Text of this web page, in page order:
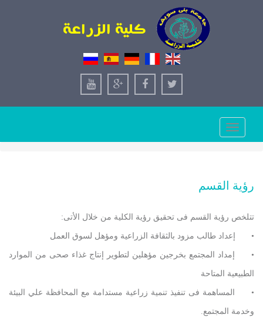
Toggle
navigation
رؤية القسم
تتلخص رؤية القسم فى تحقيق رؤية الكلية من خلال الأتى:
• إعداد طالب مزود بالثقافة الزراعية ومؤهل لسوق العمل
• إمداد المجتمع بخرجين مؤهلين لتطوير إنتاج غذاء صحى من الموارد
الطبيعية المتاحة
• المساهمة فى تنفيذ تنمية زراعية مستدامة مع المحافظة علي البيئة
وخدمة المجتمع.